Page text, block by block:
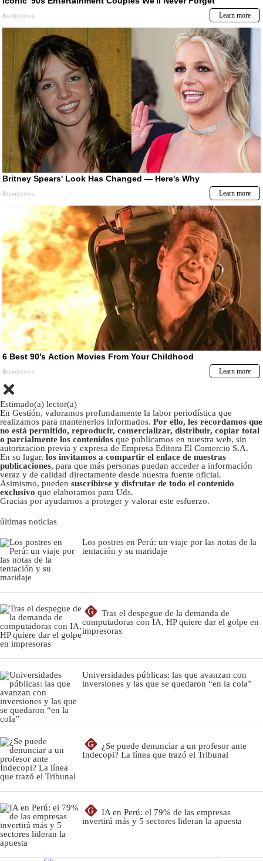
Estimado(a) lector(a)
En Gestión, valoramos profundamente la labor periodística que
realizamos para mantenerlos informados. Por ello, les recordamos que
no está permitido, reproducir, comercializar, distribuir, copiar total
o parcialmente los contenidos que publicamos en nuestra web, sin
autorizacion previa y expresa de Empresa Editora El Comercio S.A.
En su lugar, los invitamos a compartir el enlace de nuestras
publicaciones, para que más personas puedan acceder a información
veraz y de calidad directamente desde nuestra fuente oficial.
Asimismo, pueden suscribirse y disfrutar de todo el contenido
exclusivo que elaboramos para Uds.
Gracias por ayudarnos a proteger y valorar este esfuerzo.
últimas noticias
Los postres en Perú: un viaje por las notas de la
tentación y su maridaje
G
Tras el despegue de la demanda de
computadoras con IA, HP quiere dar el golpe en
impresoras
Universidades públicas: las que avanzan con
inversiones y las que se quedaron “en la cola”
G
¿Se puede denunciar a un profesor ante
Indecopi? La línea que trazó el Tribunal
G
IA en Perú: el 79% de las empresas
invertirá más y 5 sectores lideran la apuesta